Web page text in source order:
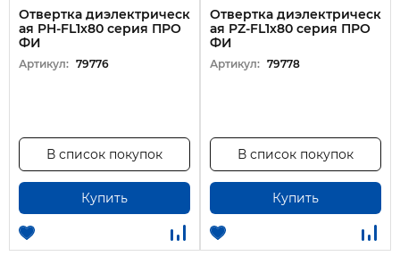
Отвертка диэлектрическ
ая PH-FL1х80 серия ПРО
ФИ
Артикул: 79776
Купить
В список покупок
Отвертка диэлектрическ
ая PZ-FL1х80 серия ПРО
ФИ
Артикул: 79778
Купить
В список покупок